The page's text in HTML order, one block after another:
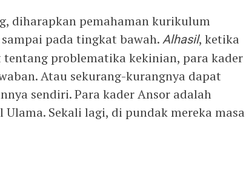
diharapkan pemahaman kurikulum
pada tingkat bawah.Alhasil, ketika
tentang problematika kekinian, para kader
Atau sekurang-kurangnya dapat
sendiri. Para kader Ansor adalah
Sekali lagi, di pundak mereka masa